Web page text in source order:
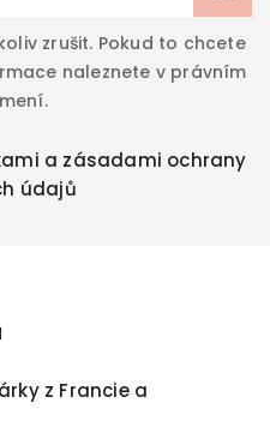
zrušit. Pokud to chcete
naleznete v právním
a zásadami ochrany
údajů
z Francie a